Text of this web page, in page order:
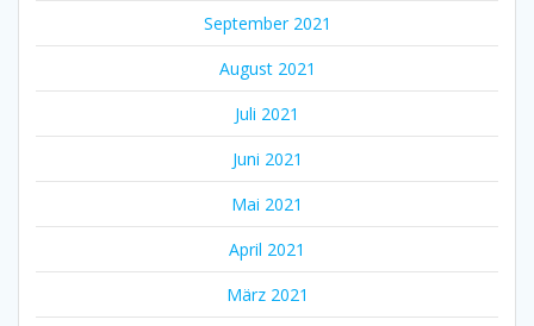
September 2021
August 2021
Juli 2021
Juni 2021
Mai 2021
April 2021
März 2021